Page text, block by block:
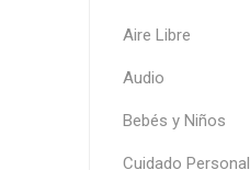
Aire Libre
Audio
Bebés y Niños
Cuidado Personal